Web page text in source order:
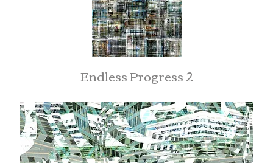
Endless Progress 2